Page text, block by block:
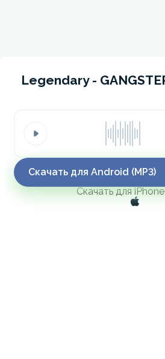
Legendary -
Скачать для Android (MP3)
Скачать для